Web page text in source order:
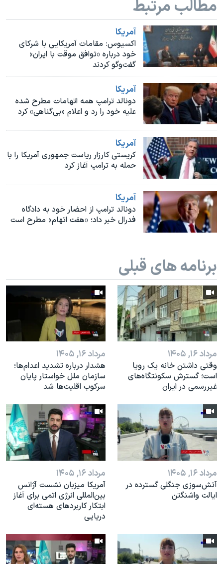
نرگس محمدی برنده جایزه نوبل صلح
همایش محافظه‌کاران آمریکا «سی‌پک»
صفحه‌های ویژه
مطالب مرتبط
آمريکا
اکسیوس: مقامات آمریکایی با شرکای
خود درباره «توافق موقت با ایران»
گفت‌و‌گو کردند
آمريکا
دونالد ترامپ همه اتهامات مطرح شده
علیه خود را رد و اعلام «بی‌گناهی» کرد
آمريکا
کریستی کارزار ریاست جمهوری آمریکا را با
حمله به ترامپ آغاز کرد
آمريکا
دونالد ترامپ از احضار خود به دادگاه
فدرال خبر داد؛ «هفت اتهام» مطرح است
برنامه های قبلی
مرداد ۱۶, ۱۴۰۵
وقتی داشتن خانه یک رویا
است؛ گسترش سکونتگاه‌های
غیررسمی در ایران
مرداد ۱۶, ۱۴۰۵
هشدار درباره تشدید اعدام‌ها؛
سازمان ملل خواستار پایان
سرکوب اقلیت‌ها شد
مرداد ۱۶, ۱۴۰۵
آتش‌سوزی جنگلی گسترده در
ایالت واشنگتن
مرداد ۱۶, ۱۴۰۵
آمریکا میزبان نشست آژانس
بین‌المللی انرژی اتمی برای آغاز
ابتکار کاربردهای هسته‌ای
دریایی